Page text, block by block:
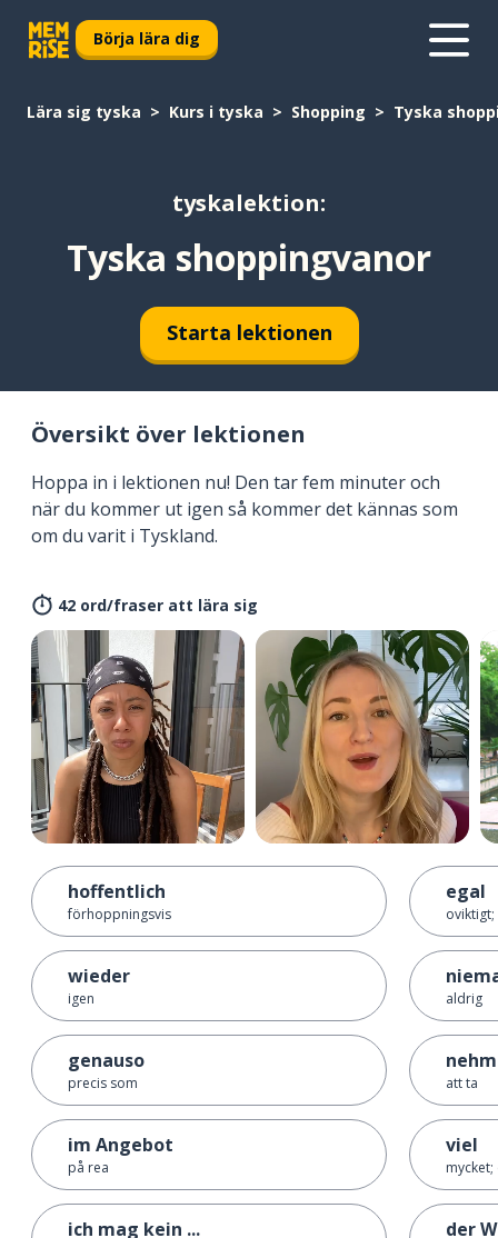
Börja lära dig
Lära sig tyska Kurs i tyska Shopping Tyska
tyskalektion:
Tyska shoppingvanor
Starta lektionen
Översikt över lektionen
Hoppa in i lektionen nu! Den tar fem minuter och
när du kommer ut igen så kommer det kännas som
om du varit i Tyskland.
42 ord/fraser att lära sig
hoffentlich
förhoppningsvis
wieder
igen
genauso
precis som
im Angebot
på rea
ich mag kein ...
egal
aldrig
att ta
viel
der